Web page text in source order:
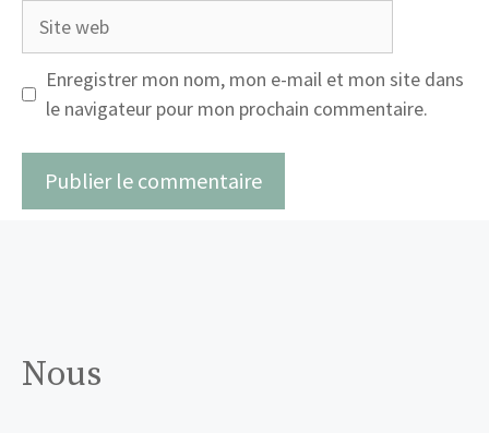
Site
Enregistrer mon nom, mon e-mail et mon site dans
le navigateur pour mon prochain commentaire.
Nous